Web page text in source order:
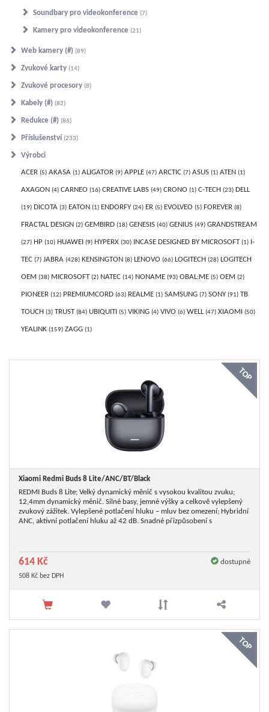
Soundbary pro videokonference 7
Kamery pro videokonference 21
Web kamery (#) 89
Zvukové karty 14
Zvukové procesory 8
Kabely (#) 82
Redukce (#) 86
Příslušenství 233
Výrobci
ACER 5 AKASA 1 ALIGATOR 9 APPLE 47 ARCTIC 7 ASUS 1 ATEN 1
AXAGON 4 CARNEO 16 CREATIVE LABS 49 CRONO 1 C-TECH 23 DELL
19 DICOTA 3 EATON 1 ENDORFY 24 ER 5 EVOLVEO 5 FOREVER 8
FRACTAL DESIGN 2 GEMBIRD 18 GENESIS 40 GENIUS 49 GRANDSTREAM
27 HP 10 HUAWEI 9 HYPERX 30 INCASE DESIGNED BY MICROSOFT 1 I-
TEC 7 JABRA 428 KENSINGTON 8 LENOVO 66 LOGITECH 28 LOGITECH
OEM 38 MICROSOFT 2 NATEC 14 NONAME 93 OBAL:ME 5 OEM 2
PIONEER 12 PREMIUMCORD 63 REALME 1 SAMSUNG 7 SONY 91 TB
TOUCH 3 TRUST 84 UBIQUITI 5 VIKING 4 VIVO 6 WELL 47 XIAOMI 50
YEALINK 159 ZAGG 1
TOP
Xiaomi Redmi Buds 8 Lite/ANC/ BT/ Black
REDMI Buds 8 Lite; Velký dynamický měnič s vysokou kvalitou zvuku;
12,4mm dynamický měnič. Silné basy, jemné výšky a celkově vylepšený
zvukový zážitek. Vylepšené potlačení hluku – mluv bez omezení; Hybridní
ANC, aktivní potlačení hluku až 42 dB. Snadné přizpůsobení s
614 Kč
508 Kč bez DPH
dostupné
TOP